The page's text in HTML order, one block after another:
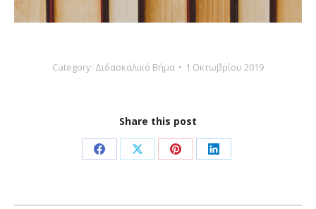
Category: Διδασκαλικό Βήμα 1 Οκτωβρίου 2019
Share this post
Share
Facebook
Share
X
Share
Pinterest
Share
LinkedIn